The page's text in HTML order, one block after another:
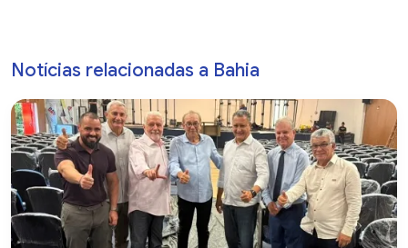
Notícias relacionadas a Bahia